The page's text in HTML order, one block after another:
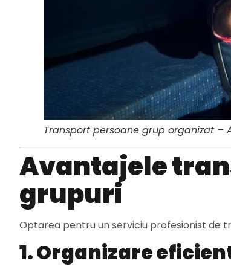
Transport persoane grup organizat
Avantajele
grupuri
Optarea pentru un serviciu profesionist de
1. Organizare